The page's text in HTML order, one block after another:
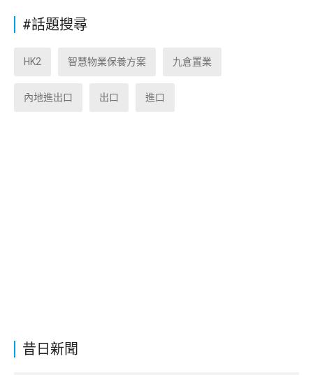
昔日新聞
#話題搜尋
HK2 智慧物業保養方案 九倉置業
內地進出口 出口 進口